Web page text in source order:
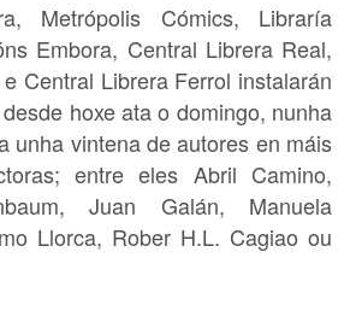
Metrópolis Cómics, Libraría
Embora, Central Librera Real,
Central Librera Ferrol instalarán
hoxe ata o domingo, nunha
unha vintena de autores en máis
entre eles Abril Camino,
Juan Galán, Manuela
Llorca, Rober H.L. Cagiao ou